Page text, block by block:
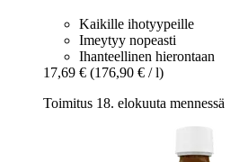
Kaikille ihotyypeille
Imeytyy nopeasti
Ihanteellinen hierontaan
17,69 € (176,90 € / l)
Toimitus 18. elokuuta mennessä